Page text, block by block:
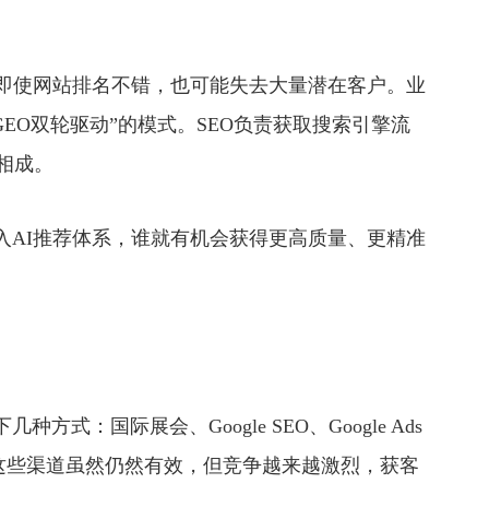
站排名不错，也可能失去大量潜在客户。业
双轮驱动”的模式。SEO负责获取搜索引擎流
成。
荐体系，谁就有机会获得更高质量、更精准
方式：国际展会、Google SEO、Google Ads
渠道虽然仍然有效，但竞争越来越激烈，获客